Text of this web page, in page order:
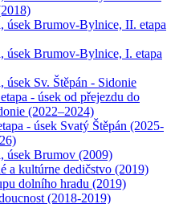
úsek Brumov-Bylnice, II. etapa
úsek Brumov-Bylnice, I. etapa
úsek Sv. Štěpán - Sidonie
- úsek od přejezdu do
(2022–2024)
- úsek Svatý Štěpán (2025-
úsek Brumov (2009)
a kultúrne dedičstvo (2019)
dolního hradu (2019)
(2018-2019)